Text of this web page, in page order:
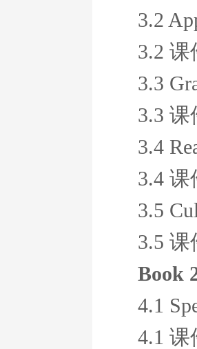
3.2
3.2 课
3.3
3.3 课
3.4
3.4 课
3.5
3.5 课
Book
4.1
4.1 课